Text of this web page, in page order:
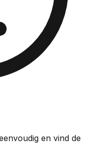
en vind de